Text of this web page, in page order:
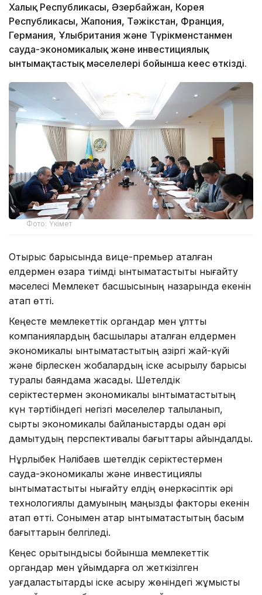
Халық Республикасы, Әзербайжан, Корея
Республикасы, Жапония, Тәжікстан, Франция,
Германия, Ұлыбритания және Түрікменстанмен
сауда-экономикалық және инвестициялық
ынтымақтастық мәселелері бойынша кеңес өткізді.
Фото: Үкімет
Отырыс барысында вице-премьер аталған
елдермен өзара тиімді ынтымақтастықты нығайту
мәселесі Мемлекет басшысының назарында екенін
атап өтті.
Кеңесте мемлекеттік органдар мен ұлттық
компаниялардың басшылары аталған елдермен
экономикалық ынтымақтастықтың қазіргі жай-күйі
және бірлескен жобалардың іске асырылу барысы
туралы баяндама жасады. Шетелдік
серіктестермен экономикалық ынтымақтастықтың
күн тәртібіндегі негізгі мәселелер талқыланып,
сыртқы экономикалық байланыстарды одан әрі
дамытудың перспективалы бағыттары айқындалды.
Нұрлыбек Нәлібаев шетелдік серіктестермен
сауда-экономикалық және инвестициялық
ынтымақтастықты нығайту елдің өнеркәсіптік әрі
технологиялық дамуының маңызды факторы екенін
атап өтті. Сонымен қатар ынтымақтастықтың басым
бағыттарын белгіледі.
Кеңес қорытындысы бойынша мемлекеттік
органдар мен ұйымдарға қол жеткізілген
уағдаластықтарды іске асыру жөніндегі жұмысты